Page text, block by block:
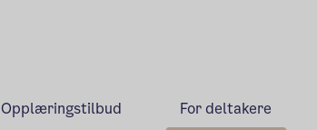
Opplæringstilbud For deltakere